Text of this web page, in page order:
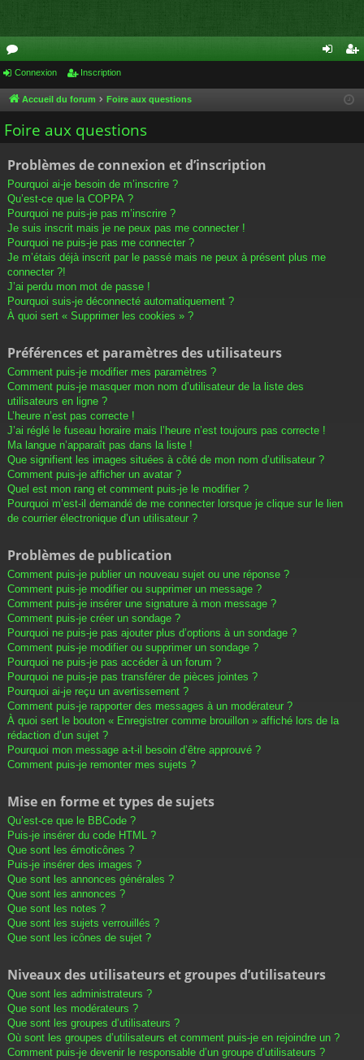
or
u
m
cri
Connexion Inscription
Accueil du forum Foire aux questions
Foire aux questions
Problèmes de connexion et d’inscription
Pourquoi ai-je besoin de m’inscrire ?
Qu’est-ce que la COPPA ?
Pourquoi ne puis-je pas m’inscrire ?
Je suis inscrit mais je ne peux pas me connecter !
Pourquoi ne puis-je pas me connecter ?
Je m’étais déjà inscrit par le passé mais ne peux à présent plus me
connecter ?!
J’ai perdu mon mot de passe !
Pourquoi suis-je déconnecté automatiquement ?
À quoi sert « Supprimer les cookies » ?
Préférences et paramètres des utilisateurs
Comment puis-je modifier mes paramètres ?
Comment puis-je masquer mon nom d’utilisateur de la liste des
utilisateurs en ligne ?
L’heure n’est pas correcte !
J’ai réglé le fuseau horaire mais l’heure n’est toujours pas correcte !
Ma langue n’apparaît pas dans la liste !
Que signifient les images situées à côté de mon nom d’utilisateur ?
Comment puis-je afficher un avatar ?
Quel est mon rang et comment puis-je le modifier ?
Pourquoi m’est-il demandé de me connecter lorsque je clique sur le lien
de courrier électronique d’un utilisateur ?
Problèmes de publication
Comment puis-je publier un nouveau sujet ou une réponse ?
Comment puis-je modifier ou supprimer un message ?
Comment puis-je insérer une signature à mon message ?
Comment puis-je créer un sondage ?
Pourquoi ne puis-je pas ajouter plus d’options à un sondage ?
Comment puis-je modifier ou supprimer un sondage ?
Pourquoi ne puis-je pas accéder à un forum ?
Pourquoi ne puis-je pas transférer de pièces jointes ?
Pourquoi ai-je reçu un avertissement ?
Comment puis-je rapporter des messages à un modérateur ?
À quoi sert le bouton « Enregistrer comme brouillon » affiché lors de la
rédaction d’un sujet ?
Pourquoi mon message a-t-il besoin d’être approuvé ?
Comment puis-je remonter mes sujets ?
Mise en forme et types de sujets
Qu’est-ce que le BBCode ?
Puis-je insérer du code HTML ?
Que sont les émoticônes ?
Puis-je insérer des images ?
Que sont les annonces générales ?
Que sont les annonces ?
Que sont les notes ?
Que sont les sujets verrouillés ?
Que sont les icônes de sujet ?
Niveaux des utilisateurs et groupes d’utilisateurs
Que sont les administrateurs ?
Que sont les modérateurs ?
Que sont les groupes d’utilisateurs ?
Où sont les groupes d’utilisateurs et comment puis-je en rejoindre un ?
Comment puis-je devenir le responsable d’un groupe d’utilisateurs ?